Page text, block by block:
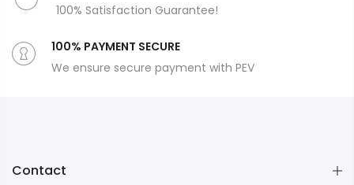
100% Satisfaction Guarantee!
100% PAYMENT SECURE
We ensure secure payment with PEV
Contact